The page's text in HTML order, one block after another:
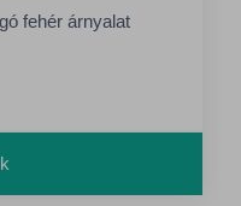
fehér árnyalat